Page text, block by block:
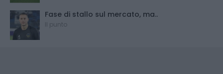
Fase di stallo sul mercato, ma..
Il punto